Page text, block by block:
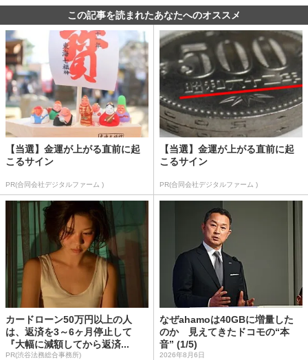
この記事を読まれたあなたへのオススメ
【当選】金運が上がる直前に起
こるサイン
PR(合同会社デジタルファーム )
【当選】金運が上がる直前に起
こるサイン
PR(合同会社デジタルファーム )
カードローン50万円以上の人
は、返済を3～6ヶ月停止して
『大幅に減額してから返済...
PR(渋谷法務総合事務所)
なぜahamoは40GBに増量した
のか 見えてきたドコモの“本
音” (1/5)
2026年8月6日